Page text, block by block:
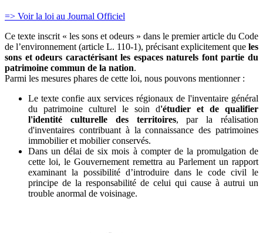
=> Voir la loi au Journal Officiel
Ce texte inscrit « les sons et odeurs » dans le premier article du Code
de l’environnement (article L. 110-1), précisant explicitement que les
sons et odeurs caractérisant les espaces naturels font partie du
patrimoine commun de la nation.
Parmi les mesures phares de cette loi, nous pouvons mentionner :
Le texte confie aux services régionaux de l'inventaire général
du patrimoine culturel le soin d'étudier et de qualifier
l'identité culturelle des territoires, par la réalisation
d'inventaires contribuant à la connaissance des patrimoines
immobilier et mobilier conservés.
Dans un délai de six mois à compter de la promulgation de
cette loi, le Gouvernement remettra au Parlement un rapport
examinant la possibilité d’introduire dans le code civil le
principe de la responsabilité de celui qui cause à autrui un
trouble anormal de voisinage.